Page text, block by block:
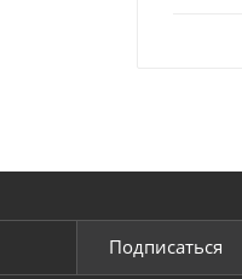
Подписаться